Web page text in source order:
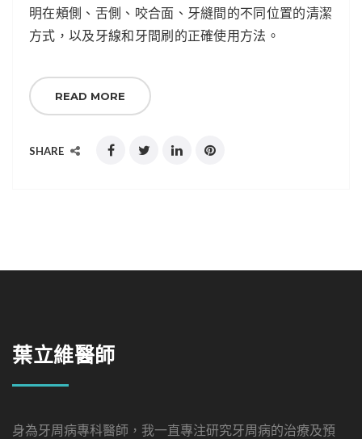
明在頰側、舌側、咬合面、牙縫間的不同位置的清潔
方式，以及牙線和牙間刷的正確使用方法。
READ MORE
SHARE
葉立維醫師
身為牙周病專科醫師，我一直專注研究牙周病的治療及預